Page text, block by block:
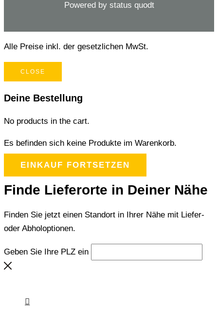
Powered by status quodt
Alle Preise inkl. der gesetzlichen MwSt.
CLOSE
Deine Bestellung
No products in the cart.
Es befinden sich keine Produkte im Warenkorb.
EINKAUF FORTSETZEN
Finde Lieferorte in Deiner Nähe
Finden Sie jetzt einen Standort in Ihrer Nähe mit Liefer-
oder Abholoptionen.
Geben Sie Ihre PLZ ein